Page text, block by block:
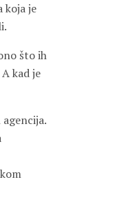
koja je
što ih
kad je